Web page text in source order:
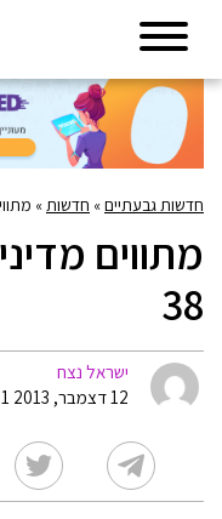
חדשות גבעתיים» חדשות »
מתווים
38
ישראל נצח
12 דצמבר, 2013 12:11